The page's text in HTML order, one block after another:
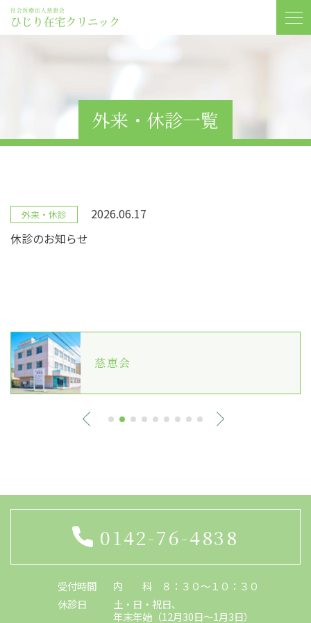
外来・休診一覧
外来・休診
2026.06.17
休診のお知らせ
慈恵会
0142-76-4838
受付時間
内 科 ８：３０〜１０：３０
休診日
土・日・祝日、
年末年始（12月30日～1月3日）